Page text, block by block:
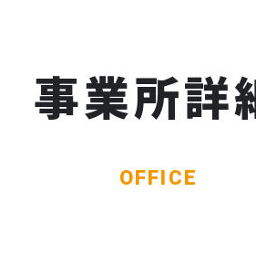
事業所詳
OFFICE